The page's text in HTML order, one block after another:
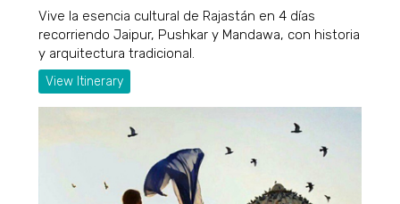
Vive la esencia cultural de Rajastán en 4 días
recorriendo Jaipur, Pushkar y Mandawa, con historia
y arquitectura tradicional.
View Itinerary